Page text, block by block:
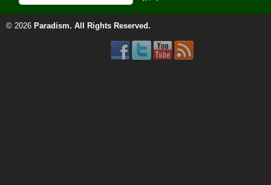
© 2026 Paradism. All Rights Reserved.